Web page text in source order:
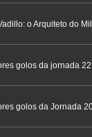
em conferência
o Arquiteto do
golos da jornada
golos da Jornada